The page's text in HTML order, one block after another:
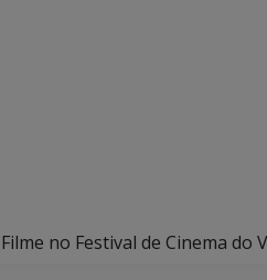
no Festival de Cinema do